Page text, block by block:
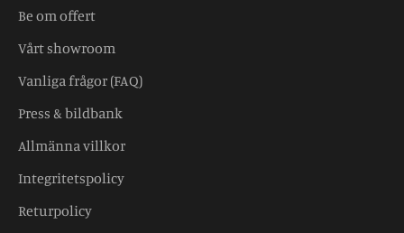
Be om offert
Vårt showroom
Vanliga frågor (FAQ)
Press & bildbank
Allmänna villkor
Integritetspolicy
Returpolicy